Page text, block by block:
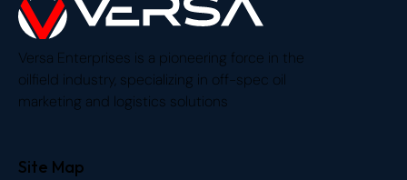
Versa Enterprises is a pioneering force in the
oilfield industry, specializing in off-spec oil
marketing and logistics solutions
Site Map